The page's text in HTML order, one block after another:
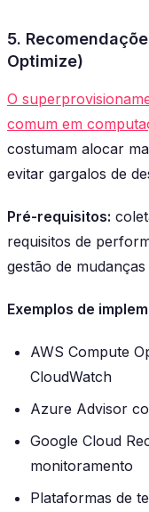
5.
Optimize)
O
comum em
costumam alocar
evitar gargalos de
Pré-requisitos:
requisitos de
gestão de mudanças
Exemplos de
AWS Compute
CloudWatch
Azure Advisor
Google Cloud
monitoramento
Plataformas de